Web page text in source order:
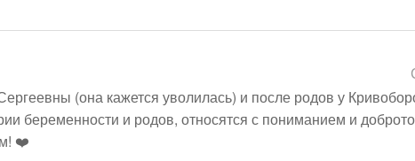
(она кажется уволилась) и после родов у
беременности и родов, относятся с пониманием и
❤️